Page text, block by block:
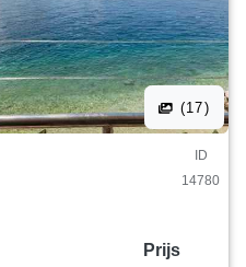
(17)
ID
14780
Prijs